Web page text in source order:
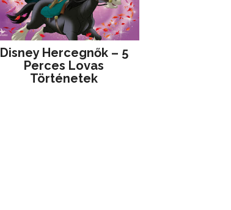
Disney ​Hercegnők – 5
Perces Lovas
Történetek